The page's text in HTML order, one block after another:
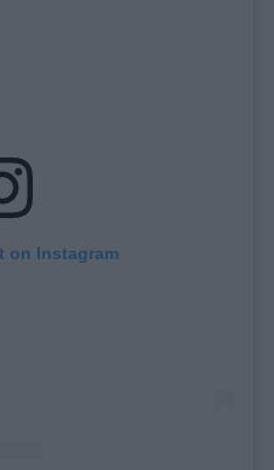
on Instagram